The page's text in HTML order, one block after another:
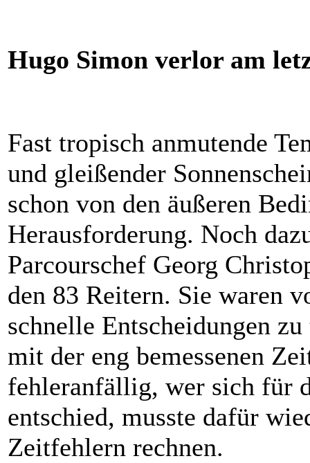
Hugo Simon verlor am
Fast tropisch anmutende
und gleißender
schon von den äußeren
Herausforderung. Noch
Parcourschef Georg
den 83 Reitern. Sie waren
schnelle Entscheidungen
mit der eng bemessenen
fehleranfällig, wer sich für
entschied, musste dafür
Zeitfehlern rechnen.